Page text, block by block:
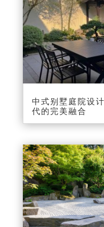
中式别墅庭院设
代的完美融合